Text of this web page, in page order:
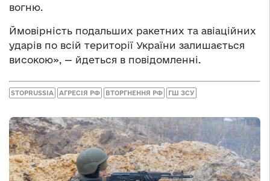
вогню.
Ймовірність подальших ракетних та авіаційних
ударів по всій території України залишається
високою», — йдеться в повідомленні.
STOPRUSSIA АГРЕСІЯ РФ ВТОРГНЕННЯ РФ ГШ ЗСУ